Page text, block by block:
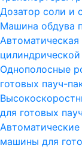
Дозатор соли и
Машина обдува
Однополосные
готовых пауч-
для готовых
машины для